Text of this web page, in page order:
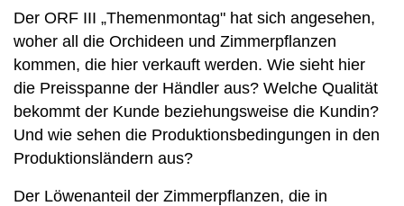
Der ORF III „Themenmontag" hat sich angesehen,
woher all die Orchideen und Zimmerpflanzen
kommen, die hier verkauft werden. Wie sieht hier
die Preisspanne der Händler aus? Welche Qualität
bekommt der Kunde beziehungsweise die Kundin?
Und wie sehen die Produktionsbedingungen in den
Produktionsländern aus?
Der Löwenanteil der Zimmerpflanzen, die in